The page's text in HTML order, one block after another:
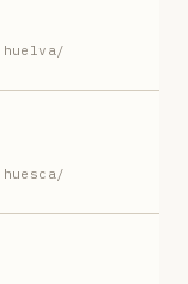
huelva/